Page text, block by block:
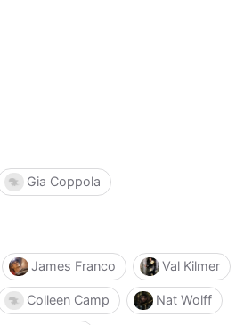
Gia Coppola
James Franco Val Kilmer
Colleen Camp Nat Wolff